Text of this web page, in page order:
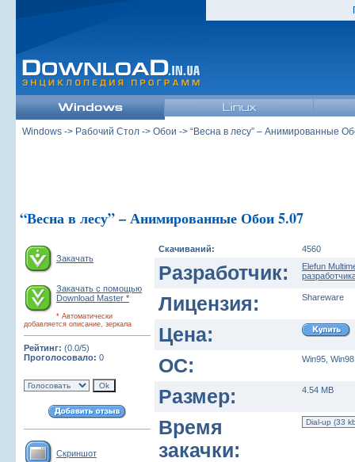
Windows -> Рабочий Стол -> Обои -> “Весна в лесу” – Анимированные
“Весна в лесу” – Анимированные Обои 5.07
Закачать
Закачать с помощью
Download Master *
* Автоматически
добавляется описание, зеркала
Рейтинг: (0.0/5)
Проголосовало: 0
Скриншот
Скачиваний: 4560
Разработчик:
Elefun
Лицензия: Shareware
Цена:
ОС:
Win95,
Размер: 4.54 MB
Время
закачки: